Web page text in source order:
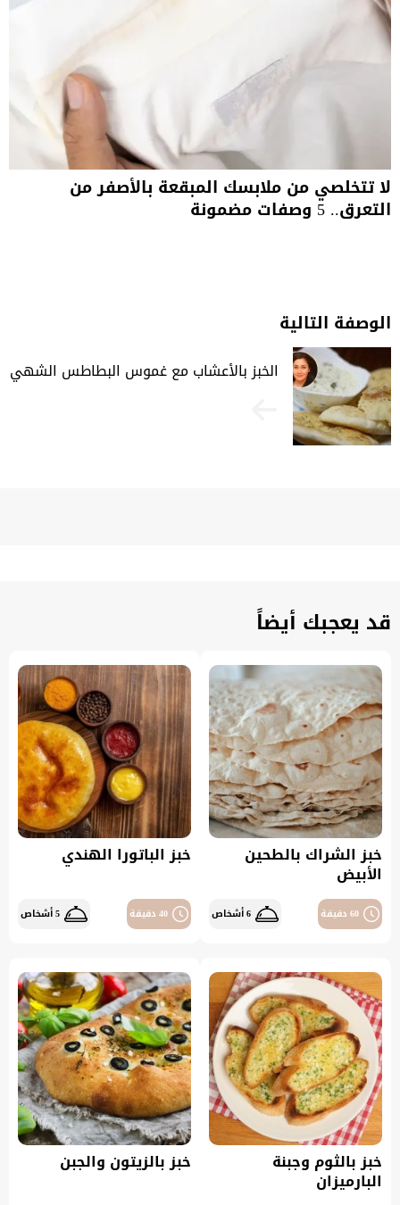
لا تتخلصي من ملابسك المبقعة بالأصفر من
التعرق.. 5 وصفات مضمونة
الوصفة التالية
الخبز بالأعشاب مع غموس البطاطس الشهي
قد يعجبك أيضاً
خبز الشراك بالطحين
الأبيض
60 دقيقة 6 أشخاص
خبز الباتورا الهندي
40 دقيقة 5 أشخاص
خبز بالثوم وجبنة
البارميزان
خبز بالزيتون والجبن